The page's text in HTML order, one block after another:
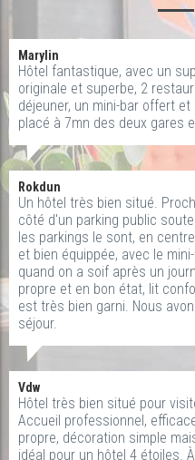
Marylin
Hôtel fantastique, avec un
originale et superbe, 2
déjeuner, un mini-bar offert
placé à 7mn des deux gares
Rokdun
Un hôtel très bien situé.
côté d'un parking public
les parkings le sont, en
et bien équippée, avec le
quand on a soif après un
propre et en bon état, lit
est très bien garni. Nous
séjour.
Vdw
Hôtel très bien situé pour
Accueil professionnel,
propre, décoration simple
idéal pour un hôtel 4 étoiles.